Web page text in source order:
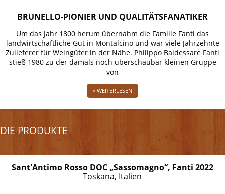
BRUNELLO-PIONIER UND QUALITÄTSFANATIKER
Um das Jahr 1800 herum übernahm die Familie Fanti das
landwirtschaftliche Gut in Montalcino und war viele Jahrzehnte
Zulieferer für Weingüter in der Nähe. Philippo Baldessare Fanti
stieß 1980 zu der damals noch überschaubar kleinen Gruppe
von
» WEITERLESEN
DIE PRODUKTE
Sant'Antimo Rosso DOC „Sassomagno“, Fanti 2022
Toskana, Italien